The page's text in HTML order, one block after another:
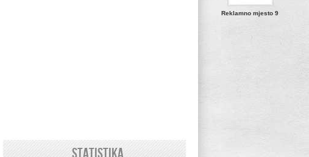
Reklamno mjesto 9